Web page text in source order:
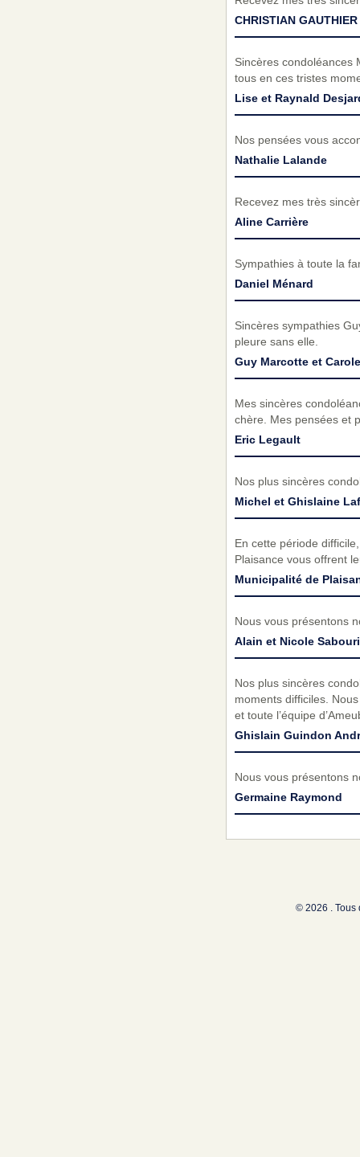
CHRISTIAN GAUTHIER
Sincères condoléances
tous en ces tristes
Lise et Raynald
Nos pensées vous
Nathalie Lalande
Recevez mes très
Aline Carrière
Sympathies à toute la
Daniel Ménard
Sincères sympathies
pleure sans elle.
Guy Marcotte et
Mes sincères
chère. Mes pensées et
Eric Legault
Nos plus sincères
Michel et Ghislaine
En cette période
Plaisance vous offrent
Municipalité de
Nous vous présentons
Alain et Nicole
Nos plus sincères
moments difficiles.
et toute l’équipe
Ghislain Guindon
Nous vous présentons
Germaine Raymond
© 2026 . Tous